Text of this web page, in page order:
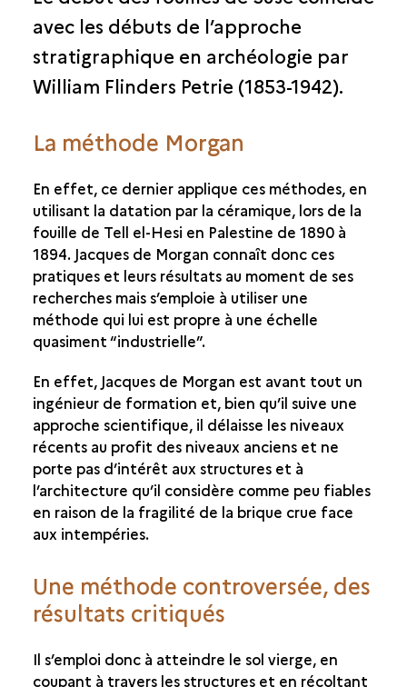
UNE MÉTHODE CONTROVERSÉE
LA QUESTION DES ORIGINES DE LA CIVILISATION
ORIENTALE
LE MATÉRIEL ANCIEN DE LA SUSIANE
avec les débuts de l’approche
stratigraphique en archéologie par
William Flinders Petrie (1853-1942).
La méthode Morgan
En effet, ce dernier applique ces méthodes, en
utilisant la datation par la céramique, lors de la
fouille de Tell el-Hesi en Palestine de 1890 à
1894. Jacques de Morgan connaît donc ces
pratiques et leurs résultats au moment de ses
recherches mais s’emploie à utiliser une
méthode qui lui est propre à une échelle
quasiment “industrielle”.
En effet, Jacques de Morgan est avant tout un
ingénieur de formation et, bien qu’il suive une
approche scientifique, il délaisse les niveaux
récents au profit des niveaux anciens et ne
porte pas d’intérêt aux structures et à
l’architecture qu’il considère comme peu fiables
en raison de la fragilité de la brique crue face
aux intempéries.
Une méthode controversée, des
résultats critiqués
Il s’emploi donc à atteindre le sol vierge, en
coupant à travers les structures et en récoltant